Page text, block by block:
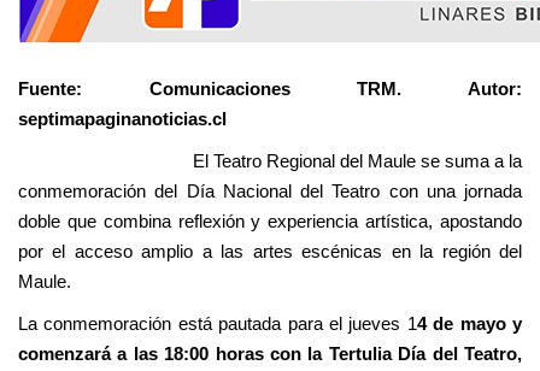
Fuente: Comunicaciones TRM. Autor:
septimapaginanoticias.cl
El Teatro Regional del Maule se suma a la
conmemoración del Día Nacional del Teatro con una jornada
doble que combina reflexión y experiencia artística, apostando
por el acceso amplio a las artes escénicas en la región del
Maule.
La conmemoración está pautada para el jueves 14 de mayo y
comenzará a las 18:00 horas con la Tertulia Día del Teatro,